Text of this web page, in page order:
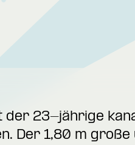
der 23-jährige
Der 1,80 m große